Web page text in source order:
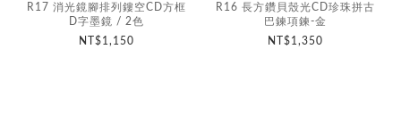
R17 消光鏡腳排列鏤空CD方框
D字墨鏡 / 2色
NT$1,150
R16 長方鑽貝殼光CD珍珠拼古
巴鍊項鍊-金
NT$1,350